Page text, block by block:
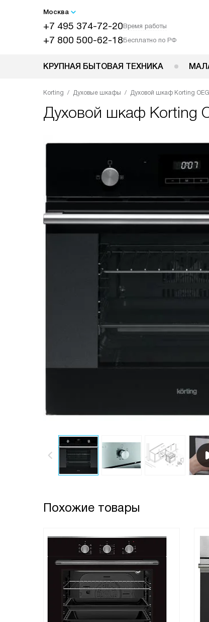
Москва
+7 495 374-72-20Время работы
+7 800 500-62-18Бесплатно по РФ
КРУПНАЯ БЫТОВАЯ ТЕХНИКА
Korting Духовые шкафы Духовой шкаф Korting
Духовой шкаф Korting
Похожие товары